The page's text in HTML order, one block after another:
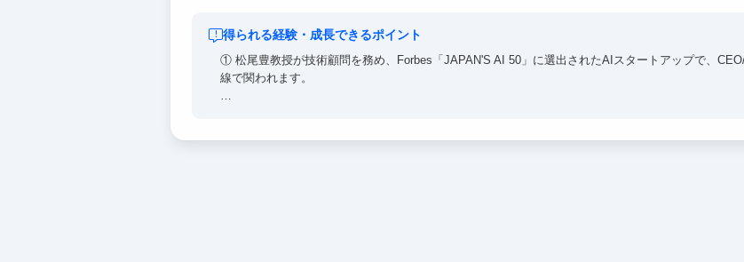
得られる経験・成長できるポイント
① 松尾豊教授が技術顧問を務め、Forbes「JAPAN'S AI 50」に選出されたAIスタートアップで、
線で関われます。